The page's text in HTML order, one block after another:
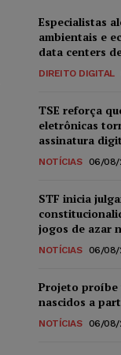
Especialistas
ambientais e
data centers
DIREITO DIGITAL
TSE reforça
eletrônicas
assinatura
NOTÍCIAS 06/08/
STF inicia
jogos de azar
NOTÍCIAS 06/08/
Projeto proíbe
nascidos a
NOTÍCIAS 06/08/